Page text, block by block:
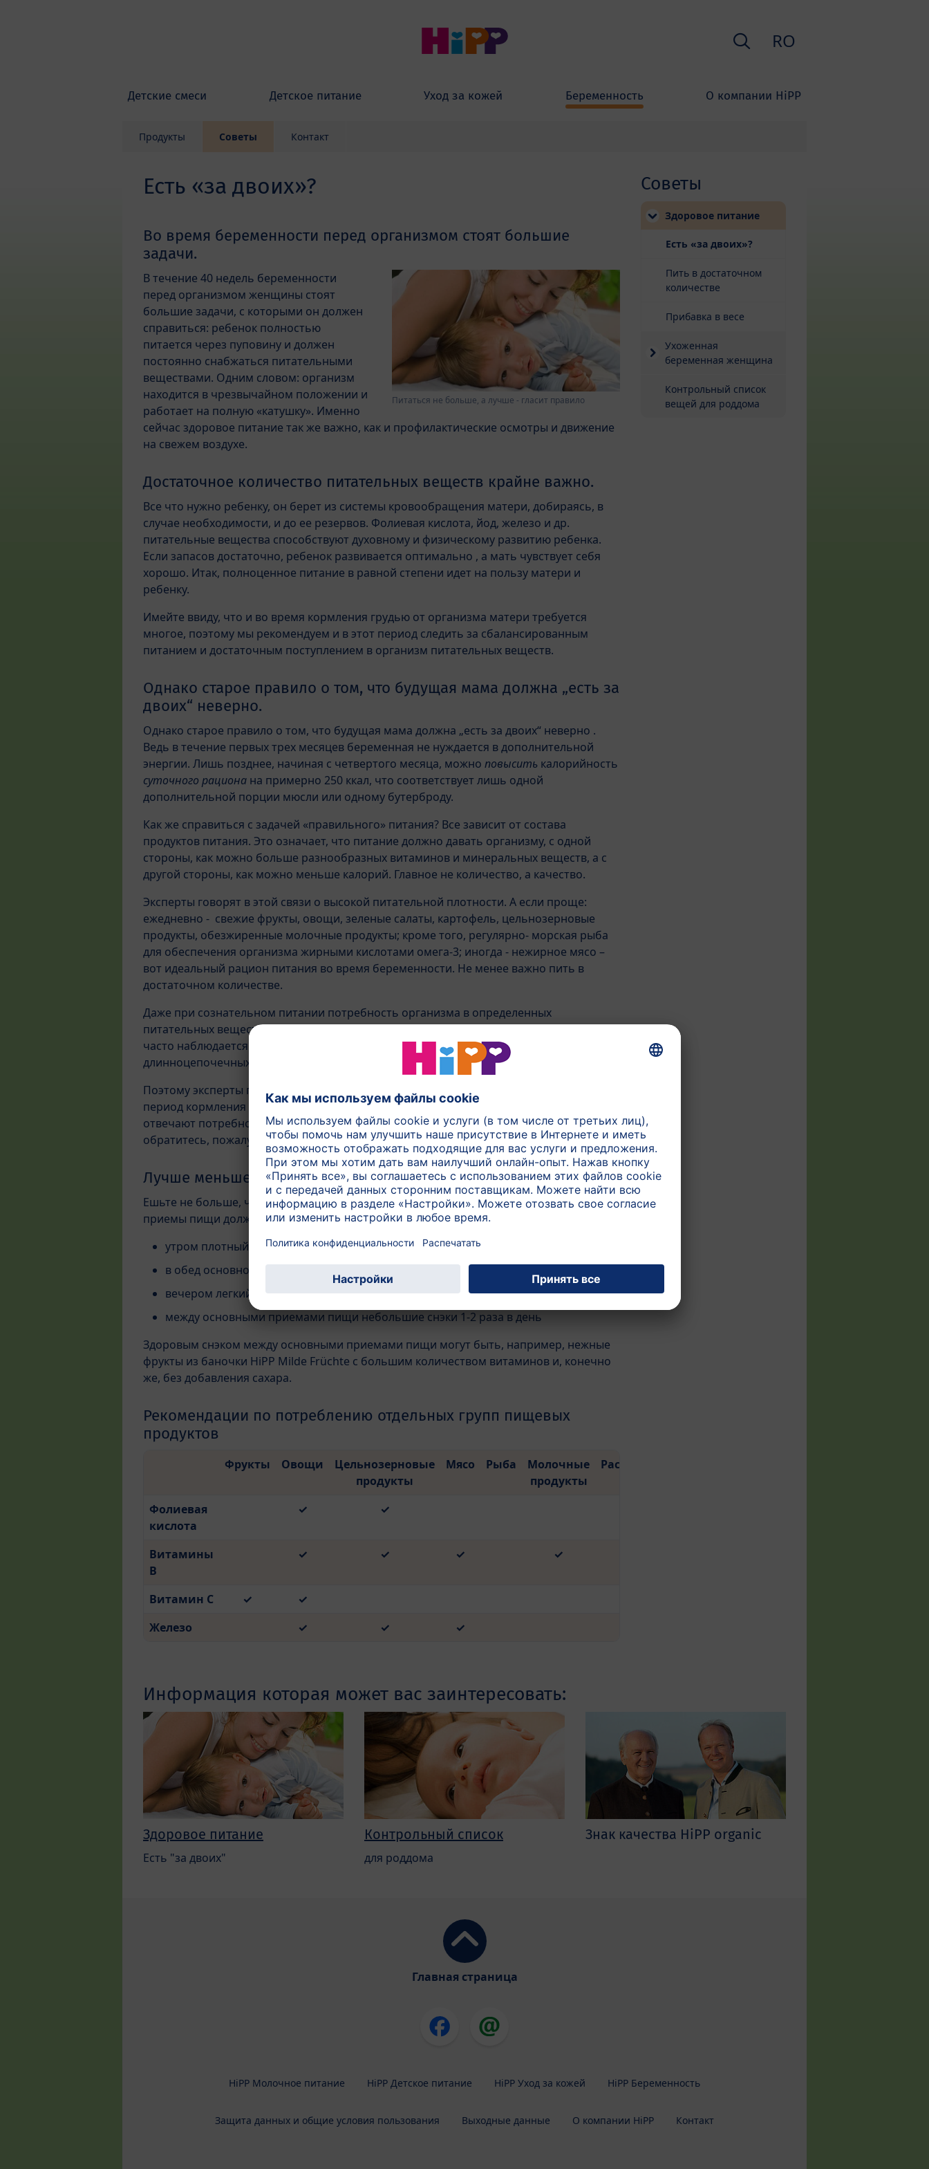
Детские смеси Детское питание Уход за кожей Беременность О компании HiPP
ПоискRO
Продукты Советы Контакт
Есть «за двоих»?
Во время беременности перед организмом стоят большие
задачи.
Питаться не больше, а лучше - гласит правило
В течение 40 недель беременности
перед организмом женщины стоят
большие задачи, с которыми он должен
справиться: ребенок полностью
питается через пуповину и должен
постоянно снабжаться питательными
веществами. Одним словом: организм
находится в чрезвычайном положении и
работает на полную «катушку». Именно
сейчас здоровое питание так же важно, как и профилактические осмотры и движение
на свежем воздухе.
Достаточное количество питательных веществ крайне важно.
Все что нужно ребенку, он берет из системы кровообращения матери, добираясь, в
случае необходимости, и до ее резервов. Фолиевая кислота, йод, железо и др.
питательные вещества способствуют духовному и физическому развитию ребенка.
Если запасов достаточно, ребенок развивается оптимально , а мать чувствует себя
хорошо. Итак, полноценное питание в равной степени идет на пользу матери и
ребенку.
Имейте ввиду, что и во время кормления грудью от организма матери требуется
многое, поэтому мы рекомендуем и в этот период следить за сбалансированным
питанием и достаточным поступлением в организм питательных веществ.
Однако старое правило о том, что будущая мама должна „есть за
двоих“ неверно.
Однако старое правило о том, что будущая мама должна „есть за двоих“ неверно .
Ведь в течение первых трех месяцев беременная не нуждается в дополнительной
энергии. Лишь позднее, начиная с четвертого месяца, можно повысить калорийность
суточного рациона на примерно 250 ккал, что соответствует лишь одной
дополнительной порции мюсли или одному бутерброду.
Как же справиться с задачей «правильного» питания? Все зависит от состава
продуктов питания. Это означает, что питание должно давать организму, с одной
стороны, как можно больше разнообразных витаминов и минеральных веществ, а с
другой стороны, как можно меньше калорий. Главное не количество, а качество.
Эксперты говорят в этой связи о высокой питательной плотности. А если проще:
ежедневно - свежие фрукты, овощи, зеленые салаты, картофель, цельнозерновые
продукты, обезжиренные молочные продукты; кроме того, регулярно- морская рыба
для обеспечения организма жирными кислотами омега-3; иногда - нежирное мясо –
вот идеальный рацион питания во время беременности. Не менее важно пить в
достаточном количестве.
Даже при сознательном питании потребность организма в определенных
питательных веществах не может быть удовлетворена полностью. Так, у беременных
часто наблюдается нехватка именно фолиевой кислоты и йода, а также
длинноцепочечных жирных докозагексаеновых кислот (омега-3).
Поэтому эксперты по вопросам питания рекомендуют во время беременности и в
период кормления грудью принимать добавки к питанию, которые полностью
отвечают потребностям беременных и кормящих матерей. По этому вопросу
обратитесь, пожалуйста, к своему гинекологу.
Лучше меньше, но чаще
Ешьте не больше, чем обычно, а лучше. Вы можете есть все, что Вам хочется, но
приемы пищи должны быть правильно распределены на протяжении дня:
утром плотный завтрак
в обед основной прием пищи
вечером легкий ужин
между основными приемами пищи небольшие снэки 1-2 раза в день
Здоровым снэком между основными приемами пищи могут быть, например, нежные
фрукты из баночки HiPP Milde Früchte с большим количеством витаминов и, конечно
же, без добавления сахара.
Рекомендации по потреблению отдельных групп пищевых
продуктов
Фрукты Овощи
Цельнозерновые
продукты
Мясо Рыба
Молочные
продукты
Растительные
Фолиевая
кислота
✓ ✓
Витамины
В
✓ ✓ ✓ ✓
Витамин C ✓
✓
Железо
✓ ✓ ✓
Советы
Здоровое питание
Есть «за двоих»?
Пить в достаточном
количестве
Прибавка в весе
Ухоженная
беременная женщина
Контрольный список
вещей для роддома
Информация которая может вас заинтересовать:
Здоровое питание
Есть "за двоих"
Контрольный список
для роддома
Знак качества HiPP organic
Главная страница
HiPP Молочное питание HiPP Детское питание HiPP Уход за кожей HiPP Беременность
Защита данных и общие условия пользования Выходные данные О компании HiPP Контакт